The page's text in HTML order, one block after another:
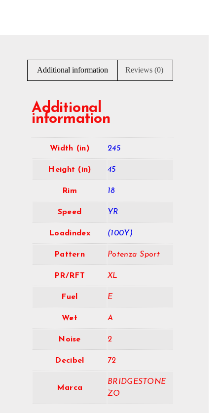
Additional information Reviews (0)
Additional
information
Width (in) 245
Height (in) 45
Rim 18
Speed YR
Loadindex (100Y)
Pattern Potenza Sport
PR/RFT XL
Fuel E
Wet A
Noise 2
Decibel 72
Marca
BRIDGESTONE
ZO